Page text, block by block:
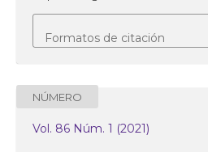
Formatos de citación
NÚMERO
Vol. 86 Núm. 1 (2021)